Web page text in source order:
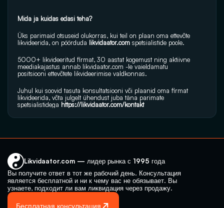
Mida ja kuidas edasi teha?
Üks parimaid otsuseid olukorras, kui teil on plaan oma ettevõte
likvideerida, on pöörduda likvidaator.com spetsialistide poole.
5000+ likvideeritud firmat, 30 aastat kogemust ning aktiivne
meediakajastus annab likvidaator.com -le vaieldamatu
positsiooni ettevõtete likvideerimise valdkonnas.
Juhul kui soovid tasuta konsultatsiooni või plaanid oma firmat
likvideerida, võta julgelt ühendust juba täna parimate
spetsialistidega https://likvidaator.com/kontakt
Likvidaator.com — лидер рынка с 1995 года
Вы получите ответ в тот же рабочий день. Консультация
является бесплатной и ни к чему вас не обязывает. Вы
узнаете, подходит ли вам ликвидация через продажу.
Бесплатная консультация